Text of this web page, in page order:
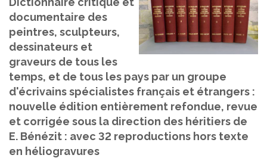
documentaire des
peintres, sculpteurs,
dessinateurs et
graveurs de tous les
temps, et de tous les pays par un groupe
d'écrivains spécialistes français et étrangers :
nouvelle édition entièrement refondue, revue
et corrigée sous la direction des héritiers de
E. Bénézit : avec 32 reproductions hors texte
en héliogravures